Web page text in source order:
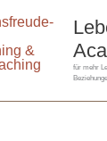
für mehr